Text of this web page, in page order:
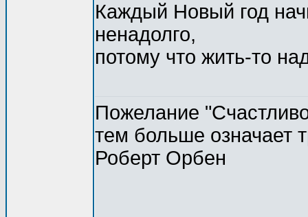
Каждый Новый год
ненадолго,
потому что жить-то
Пожелание
тем больше
Роберт Орбен